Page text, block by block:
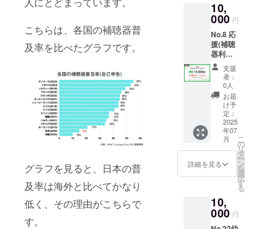
こちらは、各国の補聴器普
及率を比べたグラフです。
グラフを見ると、日本の普
及率は海外と比べてかなり
低く、その理由がこちらで
す。
用方法
につい
ては、
サンク
スメー
ルにて
詳細を
お送り
しま
す。
【注意
事項】
・申込
状況や
予約数
によ
り、製
場合が
ありま
す。 ・
2,4~5,1
9~22と
リター
ン内容
は同じ
になり
ます。
10,
000 円
No.8 応
援(補聴
器利用
者、そ
の家族
向け)
【リ
ターン
詳細】
・加盟
店で使
える
14,000
円クー
ポン
※有効期
※補聴
器カ
バーは
支援
者：
0人
お届
け予
定：
2025
年07
月
詳細を見る
こ
の
リ
タ
ー
ン
を
選
択
す
る
10,
000 円